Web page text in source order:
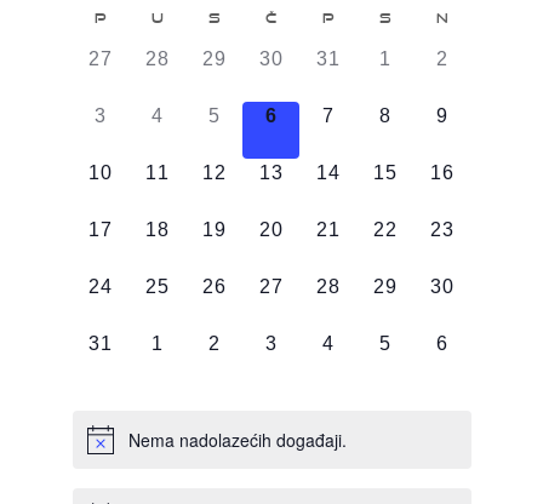
Kalendar
od
Događaji
P U S Č P S N
0
27
0
28
0
29
0
30
0
31
0
1
0
2
0
3
0
4
0
5
0
6
0
7
0
8
0
9
0
10
0
11
0
12
0
13
0
14
0
15
0
16
0
17
0
18
0
19
0
20
0
21
0
22
0
23
0
24
0
25
0
26
0
27
0
28
0
29
0
30
0
31
0
1
0
2
0
3
0
4
0
5
0
6
Nema nadolazećih događaji.